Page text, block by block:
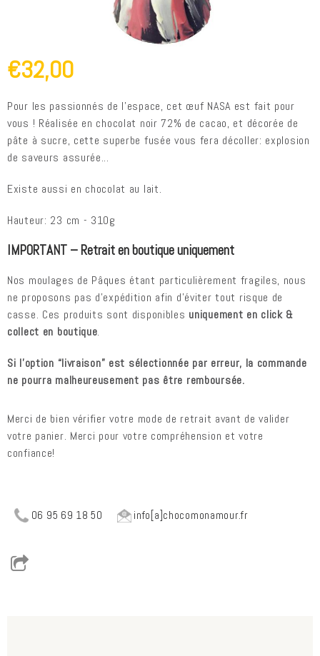
€32,00
Pour les passionnés de l’espace, cet œuf NASA est fait pour
vous ! Réalisée en chocolat noir 72% de cacao, et décorée de
pâte à sucre, cette superbe fusée vous fera décoller: explosion
de saveurs assurée...
Existe aussi en chocolat au lait.
Hauteur: 23 cm - 310g
IMPORTANT – Retrait en boutique uniquement
Nos moulages de Pâques étant particulièrement fragiles, nous
ne proposons pas d’expédition afin d’éviter tout risque de
casse. Ces produits sont disponibles uniquement en click &
collect en boutique.
Si l’option “livraison” est sélectionnée par erreur, la commande
ne pourra malheureusement pas être remboursée.
Merci de bien vérifier votre mode de retrait avant de valider
votre panier. Merci pour votre compréhension et votre
confiance!
06 95 69 18 50 info[a]chocomonamour.fr